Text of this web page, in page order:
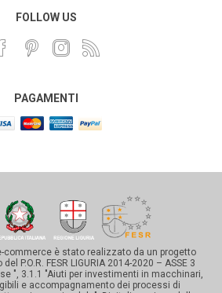
FOLLOW US
PAGAMENTI
commerce è stato realizzato da un progetto
P.O.R. FESR LIGURIA 2014-2020 – ASSE 3
", 3.1.1 "Aiuti per investimenti in macchinari,
e accompagnamento dei processi di